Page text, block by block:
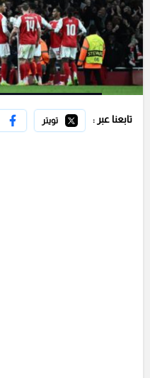
تابعنا عبر : تويتر